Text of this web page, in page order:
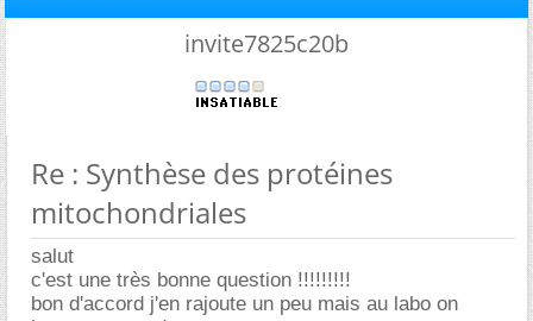
invite7825c20b
Re : Synthèse des protéines
mitochondriales
salut
c'est une très bonne question !!!!!!!!!
bon d'accord j'en rajoute un peu mais au labo on